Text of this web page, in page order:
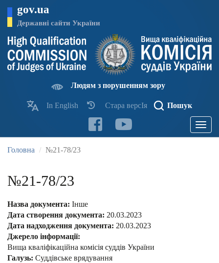
основного
матеріалу
gov.ua
Державні сайти України
Людям з порушенням зору
In English Стара версІя Пошук
Toggle
Головна №21-78/23
№21-78/23
Назва документа: Інше
Дата створення документа: 20.03.2023
Дата надходження документа: 20.03.2023
Джерело інформації:
Вища кваліфікаційна комісія суддів України
Галузь: Суддівське врядування